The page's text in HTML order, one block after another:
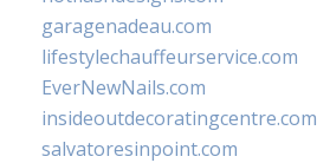
garagenadeau.com
lifestylechauffeurservice.com
EverNewNails.com
insideoutdecoratingcentre.com
salvatoresinpoint.com